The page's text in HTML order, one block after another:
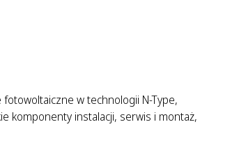
w technologii N-Type,
komponenty instalacji, serwis i montaż,